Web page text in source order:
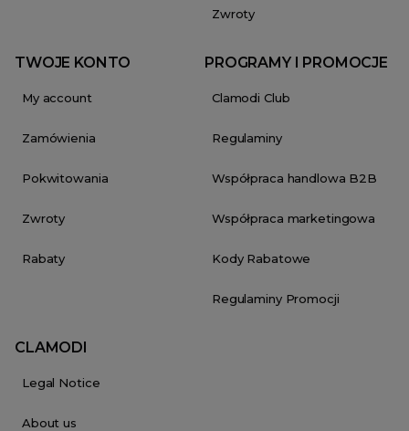
Zwroty
TWOJE KONTO
My account
Zamówienia
Pokwitowania
Zwroty
Rabaty
PROGRAMY I PROMOCJE
Clamodi Club
Regulaminy
Współpraca handlowa B2B
Współpraca marketingowa
Kody Rabatowe
Regulaminy Promocji
CLAMODI
Legal Notice
About us